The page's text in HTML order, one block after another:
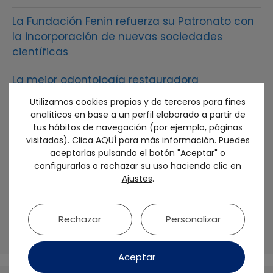
La Fundación Fenin refuerza su Patronato con
la incorporación de nuevas sociedades
científicas
La mejor odontología restauradora
interdisciplinar y digitalizada reunió en Bilbao
a más de 2.500 profesionales del sector en el
54 congreso anual de SEPES
SEPES otorga al Dr. Francisco Martínez Rus la
Medalla de Oro de la sociedad
ser biológico y personalizado: No tratamos
dientes, sino seres humanos
Utilizamos cookies propias y de terceros para fines
analíticos en base a un perfil elaborado a partir de
tus hábitos de navegación (por ejemplo, páginas
visitadas). Clica AQUÍpara más información. Puedes
aceptarlas pulsando el botón "Aceptar" o
configurarlas o rechazar su uso haciendo clic en
Ajustes.
Aceptar
Rechazar Personalizar